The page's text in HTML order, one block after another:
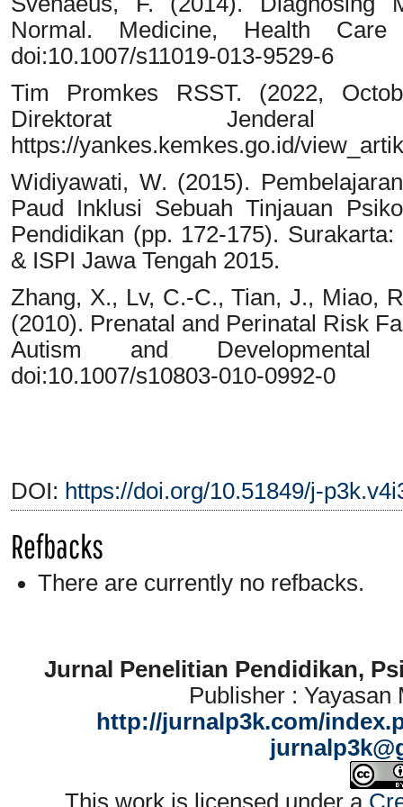
Normal. Medicine, Health
doi:10.1007/s11019-013-9529-6
Tim Promkes RSST. (2022,
Direktorat Jenderal
https://yankes.kemkes.go.id/
Widiyawati, W. (2015).
Paud Inklusi Sebuah Tinjauan
Pendidikan (pp. 172-175).
& ISPI Jawa Tengah 2015.
Zhang, X., Lv, C.-C., Tian, J., Miao,
(2010). Prenatal and Perinatal Risk
Autism and
doi:10.1007/s10803-010-0992-0
DOI: https://doi.org/10.51849/j-
Refbacks
There are currently no refbacks.
Jurnal Penelitian Pendidikan,
Publisher : Yayasan
http://jurnalp3k.com/
This work is licensed under a